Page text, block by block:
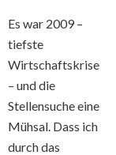
Es war 2009 –
tiefste
Wirtschaftskrise
– und die
Stellensuche eine
Mühsal. Dass ich
durch das